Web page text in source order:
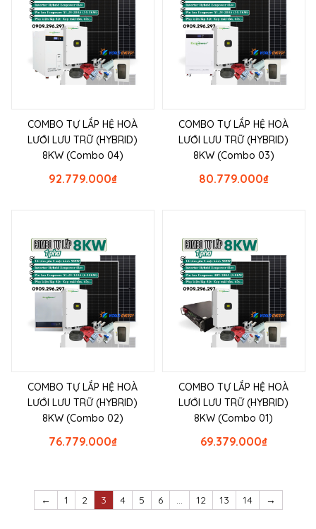
COMBO TỰ LẮP HỆ HOÀ
LƯỚI LƯU TRỮ (HYBRID)
8KW (Combo 04)
₫
92.779.000
COMBO TỰ LẮP HỆ HOÀ
LƯỚI LƯU TRỮ (HYBRID)
8KW (Combo 03)
₫
80.779.000
COMBO TỰ LẮP HỆ HOÀ
LƯỚI LƯU TRỮ (HYBRID)
8KW (Combo 02)
₫
76.779.000
COMBO TỰ LẮP HỆ HOÀ
LƯỚI LƯU TRỮ (HYBRID)
8KW (Combo 01)
₫
69.379.000
← 1 2 3 4 5 6 … 12 13 14 →